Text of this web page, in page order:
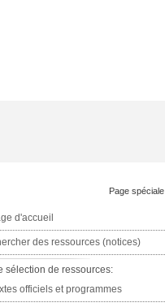
Page spéciale
d'accueil
des ressources (notices)
sélection de ressources:
officiels et programmes